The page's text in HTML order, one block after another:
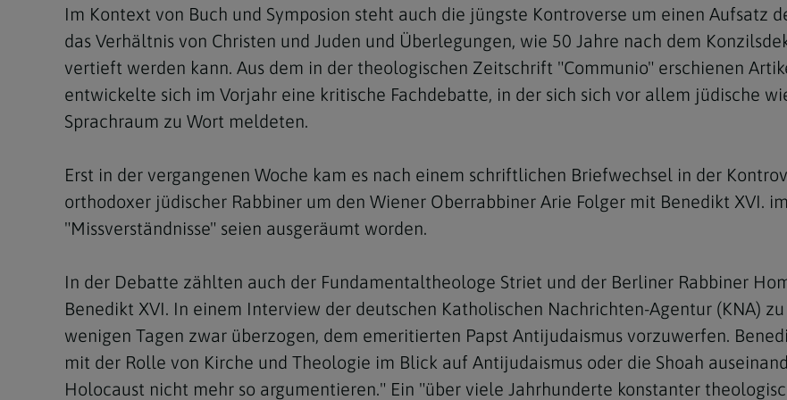
Im Kontext von Buch und Symposion steht auch die jüngste Kontroverse um einen Aufsatz
das Verhältnis von Christen und Juden und Überlegungen, wie 50 Jahre nach dem
vertieft werden kann. Aus dem in der theologischen Zeitschrift "Communio" erschienen
entwickelte sich im Vorjahr eine kritische Fachdebatte, in der sich sich vor allem jüdische
Sprachraum zu Wort meldeten.
Erst in der vergangenen Woche kam es nach einem schriftlichen Briefwechsel in der
orthodoxer jüdischer Rabbiner um den Wiener Oberrabbiner Arie Folger mit Benedikt XVI.
"Missverständnisse" seien ausgeräumt worden.
In der Debatte zählten auch der Fundamentaltheologe Striet und der Berliner Rabbiner
Benedikt XVI. In einem Interview der deutschen Katholischen Nachrichten-Agentur (KNA)
wenigen Tagen zwar überzogen, dem emeritierten Papst Antijudaismus vorzuwerfen.
mit der Rolle von Kirche und Theologie im Blick auf Antijudaismus oder die Shoah
Holocaust nicht mehr so argumentieren." Ein "über viele Jahrhunderte konstanter